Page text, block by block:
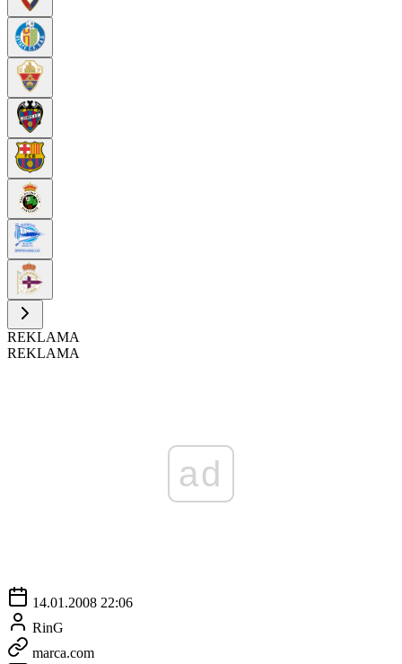
REKLAMA
REKLAMA
ad
14.01.2008 22:06
RinG
marca.com